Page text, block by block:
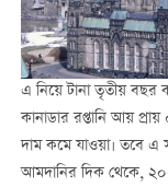
এ নিয়ে টানা তৃতীয় বছর
কানাডার রপ্তানি আয়
দাম কমে যাওয়া। তবে এ
আমদানির দিক থেকে,